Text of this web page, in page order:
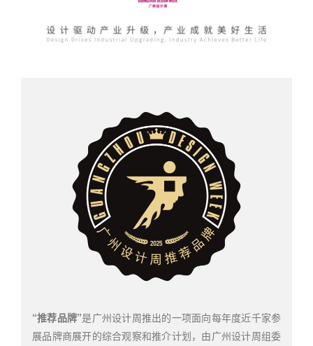
“推荐品牌”是广州设计周推出的一项面向每年度近千家参
展品牌商展开的综合观察和推介计划，由广州设计周组委